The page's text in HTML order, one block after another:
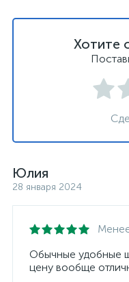
Хотите
Юлия
28 января 2024
Обычные удобные
цену вообще